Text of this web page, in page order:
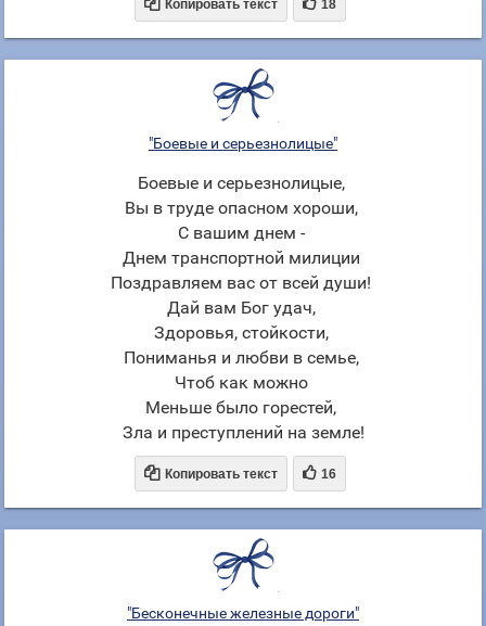
 Копировать текст  18
"Боевые и серьезнолицые"
Боевые и серьезнолицые,
Вы в труде опасном хороши,
С вашим днем -
Днем транспортной милиции
Поздравляем вас от всей души!
Дай вам Бог удач,
Здоровья, стойкости,
Пониманья и любви в семье,
Чтоб как можно
Меньше было горестей,
Зла и преступлений на земле!
 Копировать текст  16
"Бесконечные железные дороги"